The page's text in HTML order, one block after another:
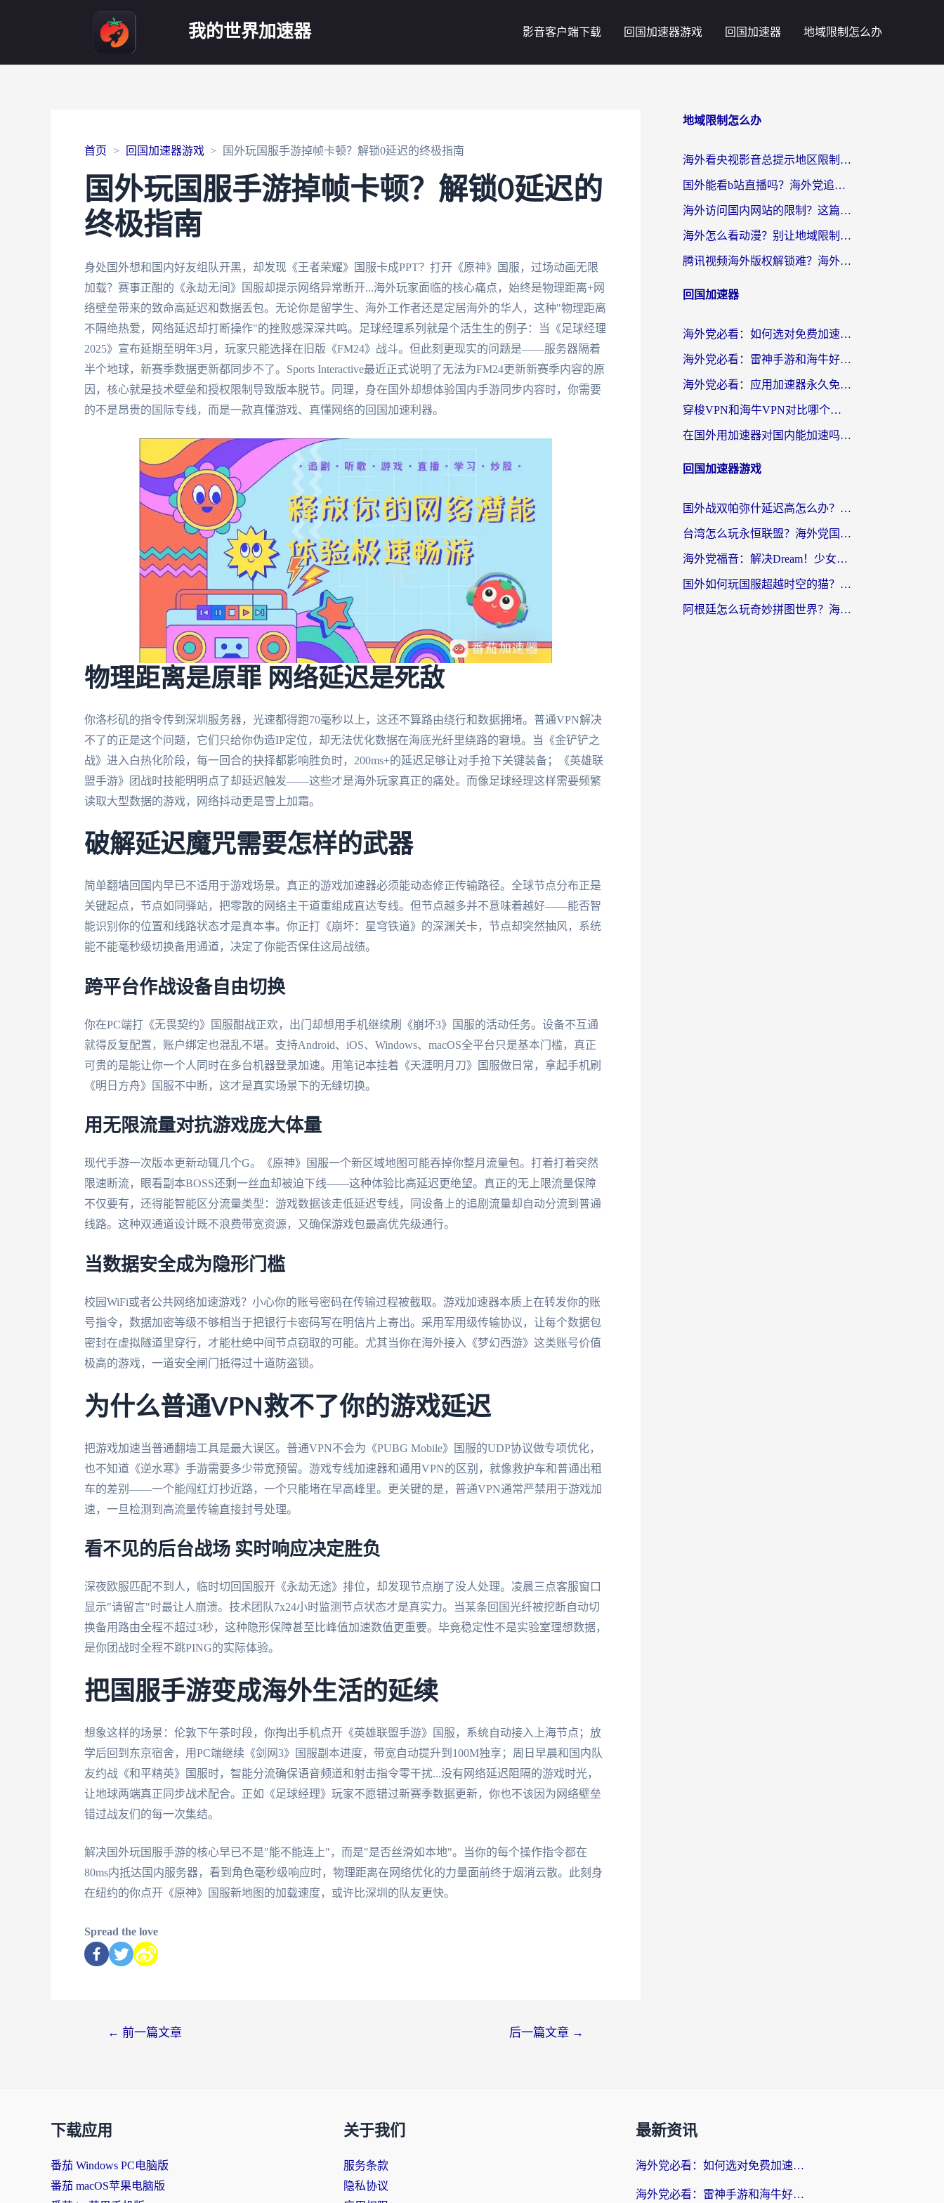
我的世界加速器 影音客户端下载 回国加速器游戏 回国加速器 地域限制怎么办
首页 回国加速器游戏 国外玩国服手游掉帧卡顿？解锁0延迟的终极指南
国外玩国服手游掉帧卡顿？解锁0延迟的
终极指南
身处国外想和国内好友组队开黑，却发现《王者荣耀》国服卡成PPT？打开《原神》国服，过场动画无限
加载？赛事正酣的《永劫无间》国服却提示网络异常断开...海外玩家面临的核心痛点，始终是物理距离+网
络壁垒带来的致命高延迟和数据丢包。无论你是留学生、海外工作者还是定居海外的华人，这种"物理距离
不隔绝热爱，网络延迟却打断操作"的挫败感深深共鸣。足球经理系列就是个活生生的例子：当《足球经理
2025》宣布延期至明年3月，玩家只能选择在旧版《FM24》战斗。但此刻更现实的问题是——服务器隔着
半个地球，新赛季数据更新都同步不了。Sports Interactive最近正式说明了无法为FM24更新新赛季内容的原
因，核心就是技术壁垒和授权限制导致版本脱节。同理，身在国外却想体验国内手游同步内容时，你需要
的不是昂贵的国际专线，而是一款真懂游戏、真懂网络的回国加速利器。
物理距离是原罪 网络延迟是死敌
你洛杉矶的指令传到深圳服务器，光速都得跑70毫秒以上，这还不算路由绕行和数据拥堵。普通VPN解决
不了的正是这个问题，它们只给你伪造IP定位，却无法优化数据在海底光纤里绕路的窘境。当《金铲铲之
战》进入白热化阶段，每一回合的抉择都影响胜负时，200ms+的延迟足够让对手抢下关键装备；《英雄联
盟手游》团战时技能明明点了却延迟触发——这些才是海外玩家真正的痛处。而像足球经理这样需要频繁
读取大型数据的游戏，网络抖动更是雪上加霜。
破解延迟魔咒需要怎样的武器
简单翻墙回国内早已不适用于游戏场景。真正的游戏加速器必须能动态修正传输路径。全球节点分布正是
关键起点，节点如同驿站，把零散的网络主干道重组成直达专线。但节点越多并不意味着越好——能否智
能识别你的位置和线路状态才是真本事。你正打《崩坏：星穹铁道》的深渊关卡，节点却突然抽风，系统
能不能毫秒级切换备用通道，决定了你能否保住这局战绩。
跨平台作战设备自由切换
你在PC端打《无畏契约》国服酣战正欢，出门却想用手机继续刷《崩坏3》国服的活动任务。设备不互通
就得反复配置，账户绑定也混乱不堪。支持Android、iOS、Windows、macOS全平台只是基本门槛，真正
可贵的是能让你一个人同时在多台机器登录加速。用笔记本挂着《天涯明月刀》国服做日常，拿起手机刷
《明日方舟》国服不中断，这才是真实场景下的无缝切换。
用无限流量对抗游戏庞大体量
现代手游一次版本更新动辄几个G。《原神》国服一个新区域地图可能吞掉你整月流量包。打着打着突然
限速断流，眼看副本BOSS还剩一丝血却被迫下线——这种体验比高延迟更绝望。真正的无上限流量保障
不仅要有，还得能智能区分流量类型：游戏数据该走低延迟专线，同设备上的追剧流量却自动分流到普通
线路。这种双通道设计既不浪费带宽资源，又确保游戏包最高优先级通行。
当数据安全成为隐形门槛
校园WiFi或者公共网络加速游戏？小心你的账号密码在传输过程被截取。游戏加速器本质上在转发你的账
号指令，数据加密等级不够相当于把银行卡密码写在明信片上寄出。采用军用级传输协议，让每个数据包
密封在虚拟隧道里穿行，才能杜绝中间节点窃取的可能。尤其当你在海外接入《梦幻西游》这类账号价值
极高的游戏，一道安全闸门抵得过十道防盗锁。
为什么普通VPN救不了你的游戏延迟
把游戏加速当普通翻墙工具是最大误区。普通VPN不会为《PUBG Mobile》国服的UDP协议做专项优化，
也不知道《逆水寒》手游需要多少带宽预留。游戏专线加速器和通用VPN的区别，就像救护车和普通出租
车的差别——一个能闯红灯抄近路，一个只能堵在早高峰里。更关键的是，普通VPN通常严禁用于游戏加
速，一旦检测到高流量传输直接封号处理。
看不见的后台战场 实时响应决定胜负
深夜欧服匹配不到人，临时切回国服开《永劫无途》排位，却发现节点崩了没人处理。凌晨三点客服窗口
显示"请留言"时最让人崩溃。技术团队7x24小时监测节点状态才是真实力。当某条回国光纤被挖断自动切
换备用路由全程不超过3秒，这种隐形保障甚至比峰值加速数值更重要。毕竟稳定性不是实验室理想数据，
是你团战时全程不跳PING的实际体验。
把国服手游变成海外生活的延续
想象这样的场景：伦敦下午茶时段，你掏出手机点开《英雄联盟手游》国服，系统自动接入上海节点；放
学后回到东京宿舍，用PC端继续《剑网3》国服副本进度，带宽自动提升到100M独享；周日早晨和国内队
友约战《和平精英》国服时，智能分流确保语音频道和射击指令零干扰...没有网络延迟阻隔的游戏时光，
让地球两端真正同步战术配合。正如《足球经理》玩家不愿错过新赛季数据更新，你也不该因为网络壁垒
错过战友们的每一次集结。
解决国外玩国服手游的核心早已不是"能不能连上"，而是"是否丝滑如本地"。当你的每个操作指令都在
80ms内抵达国内服务器，看到角色毫秒级响应时，物理距离在网络优化的力量面前终于烟消云散。此刻身
在纽约的你点开《原神》国服新地图的加载速度，或许比深圳的队友更快。
Spread the love
← 前一篇文章 后一篇文章 →
地域限制怎么办
海外看央视影音总提示地区限制？这篇教你选对回国加速器，流畅追剧不踩坑
国外能看b站直播吗？海外党追剧看片的终极解决方案来了
海外访问国内网站的限制？这篇攻略帮你无缝解锁12306、12123和国内影音
海外怎么看动漫？别让地域限制挡住你的追番快乐
腾讯视频海外版权解锁难？海外党亲测：选对回国加速器，追剧观影零障碍
回国加速器
海外党必看：如何选对免费加速器，无缝访问国内资源不踩坑？
海外党必看：雷神手游和海牛好用吗？+3款热门加速器实测对比，附番茄加速器无缝回国指南
海外党必看：应用加速器永久免费版真的存在吗？教你选对回国加速器无缝刷国内资源
穿梭VPN和海牛VPN对比哪个回国效果更好？海外华人亲测3款热门加速器+避坑指南
在国外用加速器对国内能加速吗？海外党亲测有效的无缝访问指南
回国加速器游戏
国外战双帕弥什延迟高怎么办？2026海外畅玩国服游戏终极指南（附实测工具推荐）
台湾怎么玩永恒联盟？海外党国服游戏加速器选择全攻略（附3大热门游戏实测）
海外党福音：解决Dream！少女乐团派对！国外延迟的实用指南，附北美英国游戏加速方案
国外如何玩国服超越时空的猫？2026海外党必看的加速器选择指南
阿根廷怎么玩奇妙拼图世界？海外玩家国服游戏加速全攻略（附帕斯卡契约战舰少女解决方案）
下载应用
番茄 Windows PC电脑版
番茄 macOS苹果电脑版
关于我们
服务条款
隐私协议
最新资讯
海外党必看：如何选对免费加速器，无缝访问国内资源不踩坑？
海外党必看：雷神手游和海牛好用吗？+3款热门加速器实测对比，附番茄加速器无缝回国指南